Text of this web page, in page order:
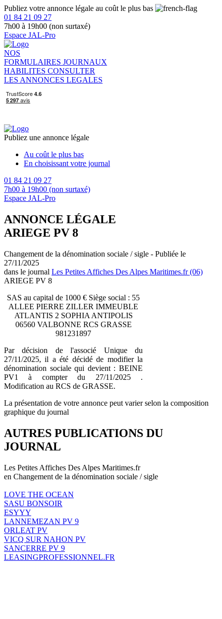
Publiez votre annonce légale au coût le plus bas
01 84 21 09 27
7h00 à 19h00 (non surtaxé)
Espace JAL-Pro
NOS
FORMULAIRES JOURNAUX
HABILITES CONSULTER
LES ANNONCES LEGALES
Publiez une annonce légale
Au coût le plus bas
En choisissant votre journal
01 84 21 09 27
7h00 à 19h00 (non surtaxé)
Espace JAL-Pro
ANNONCE LÉGALE
ARIEGE PV 8
Changement de la dénomination sociale / sigle - Publiée le
27/11/2025
dans le journal Les Petites Affiches Des Alpes Maritimes.fr (06)
ARIEGE PV 8
SAS au capital de 1000 € Siège social : 55
ALLEE PIERRE ZILLER IMMEUBLE
ATLANTIS 2 SOPHIA ANTIPOLIS
06560 VALBONNE RCS GRASSE
981231897
Par décision de l'associé Unique du
27/11/2025, il a été décidé de modifier la
dénomination sociale qui devient : BEINE
PV1 à compter du 27/11/2025 .
Modification au RCS de GRASSE.
La présentation de votre annonce peut varier selon la composition
graphique du journal
AUTRES PUBLICATIONS DU
JOURNAL
Les Petites Affiches Des Alpes Maritimes.fr
en Changement de la dénomination sociale / sigle
LOVE THE OCEAN
SASU BONSOIR
ESYYY
LANNEMEZAN PV 9
ORLEAT PV
VICQ SUR NAHON PV
SANCERRE PV 9
LEASINGPROFESSIONNEL.FR